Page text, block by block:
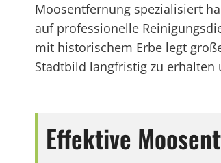
Moosentfernung spezialisiert
auf professionelle
mit historischem Erbe legt
Stadtbild langfristig zu erhalten
Effektive